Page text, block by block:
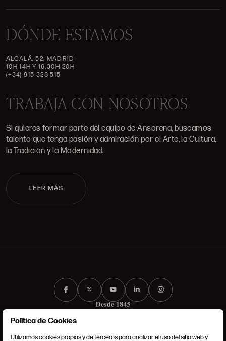
DÓNDE ESTAMOS
ALCALÁ, 52. MADRID
10H-14H Y 16:30H-20H
(+34) 915 328 515
TRABAJA CON NOSOTROS
Si quieres formar parte del equipo de Ansorena, buscamos
talento que tenga pasión y admiración por el Arte, la Cultura,
la Tradición y la Modernidad.
LEER MÁS
Política de Cookies
Utilizamos cookies propias y de terceros para analizar el uso del sitio web y